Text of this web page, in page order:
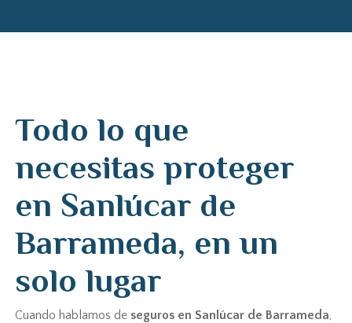
Todo lo que
necesitas proteger
en Sanlúcar de
Barrameda, en un
solo lugar
Cuando hablamos de seguros en Sanlúcar de Barrameda,